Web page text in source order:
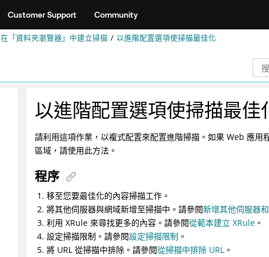
Customer Support Community
在「資料夾瀏覽器」中建立掃描 以進階配置選項使掃描最佳化
以進階配置選項使掃描最佳
請利用這項作業，以複式配置來配置進階掃描。如果 Web 應
區域，請使用此方法。
程序
移至您要最佳化的內容掃描工作。
將其他伺服器與網域新增至掃描中。請參閱新增其他伺服器
利用 XRule 來尋找更多的內容。請參閱從範本建立 XRule 。
設定掃描限制。請參閱設定掃描限制 。
將 URL 從掃描中排除。請參閱從掃描中排除 URL 。